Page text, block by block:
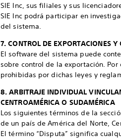
SIE Inc, sus filiales y sus
SIE Inc podrá participar en
del sistema.
7. CONTROL DE EXPORTACIONES
El software del sistema puede
sobre control de la exportación.
prohibidas por dichas leyes y
8. ARBITRAJE INDIVIDUAL
CENTROAMÉRICA O SUDAMÉRICA
Los siguientes términos de la
de un país de América del Norte,
El término “Disputa” significa